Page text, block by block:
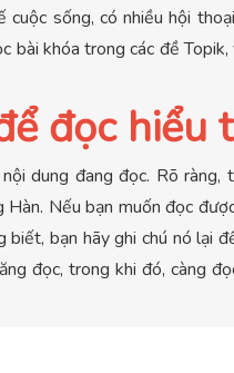
sống, có nhiều hội
khóa trong các đề Topik,
đọc hiểu
dung đang đọc. Rõ
Nếu bạn muốn đọc
bạn hãy ghi chú nó lại
đọc, trong khi đó, càng